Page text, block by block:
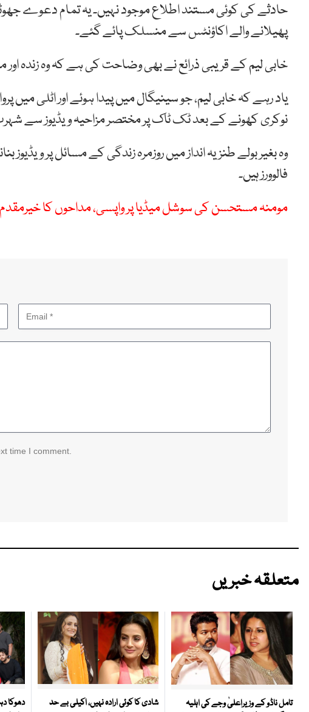
حادثے کی کوئی مستند اطلاع موجود نہیں۔ یہ تمام دعوے
پھیلانے والے اکاؤنٹس سے منسلک پائے گئے۔
خابی لیم کے قریبی ذرائع نے بھی وضاحت کی ہے کہ وہ زندہ
نوکری کھونے کے بعد ٹک ٹاک پر مختصر مزاحیہ ویڈیوز سے
فالوورز ہیں۔
مومنہ مستحسن کی سوشل میڈیا پر واپسی، مداحوں کا خیرمقدم
time I comment.
متعلقہ خبریں
تامل ناڈو کے وزیراعلیٰ وجے کی اہلیہ
شادی کا کوئی ارادہ نہیں، اکیلی بے حد
دھوکا